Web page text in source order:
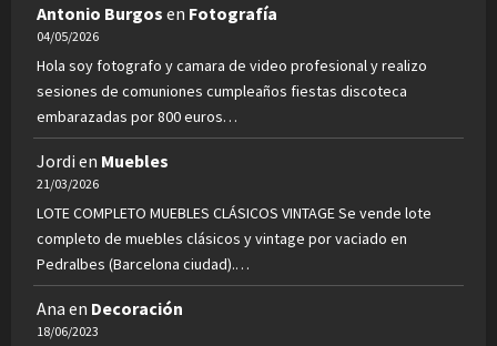
Antonio Burgos en Fotografía
04/05/2026
Hola soy fotografo y camara de video profesional y realizo
sesiones de comuniones cumpleaños fiestas discoteca
embarazadas por 800 euros…
Jordi en Muebles
21/03/2026
LOTE COMPLETO MUEBLES CLÁSICOS VINTAGE Se vende lote
completo de muebles clásicos y vintage por vaciado en
Pedralbes (Barcelona ciudad).…
Ana en Decoración
18/06/2023